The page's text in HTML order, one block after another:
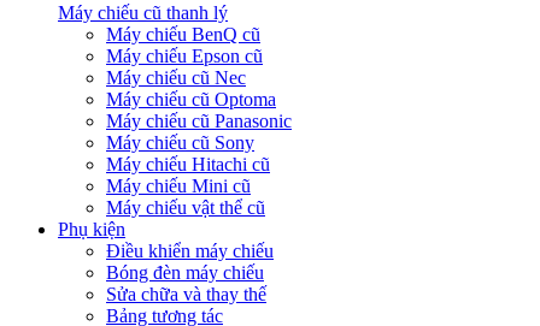
Máy chiếu cũ thanh lý
Máy chiếu BenQ cũ
Máy chiếu Epson cũ
Máy chiếu cũ Nec
Máy chiếu cũ Optoma
Máy chiếu cũ Panasonic
Máy chiếu cũ Sony
Máy chiếu Hitachi cũ
Máy chiếu Mini cũ
Máy chiếu vật thể cũ
Phụ kiện
Điều khiển máy chiếu
Bóng đèn máy chiếu
Sửa chữa và thay thế
Bảng tương tác